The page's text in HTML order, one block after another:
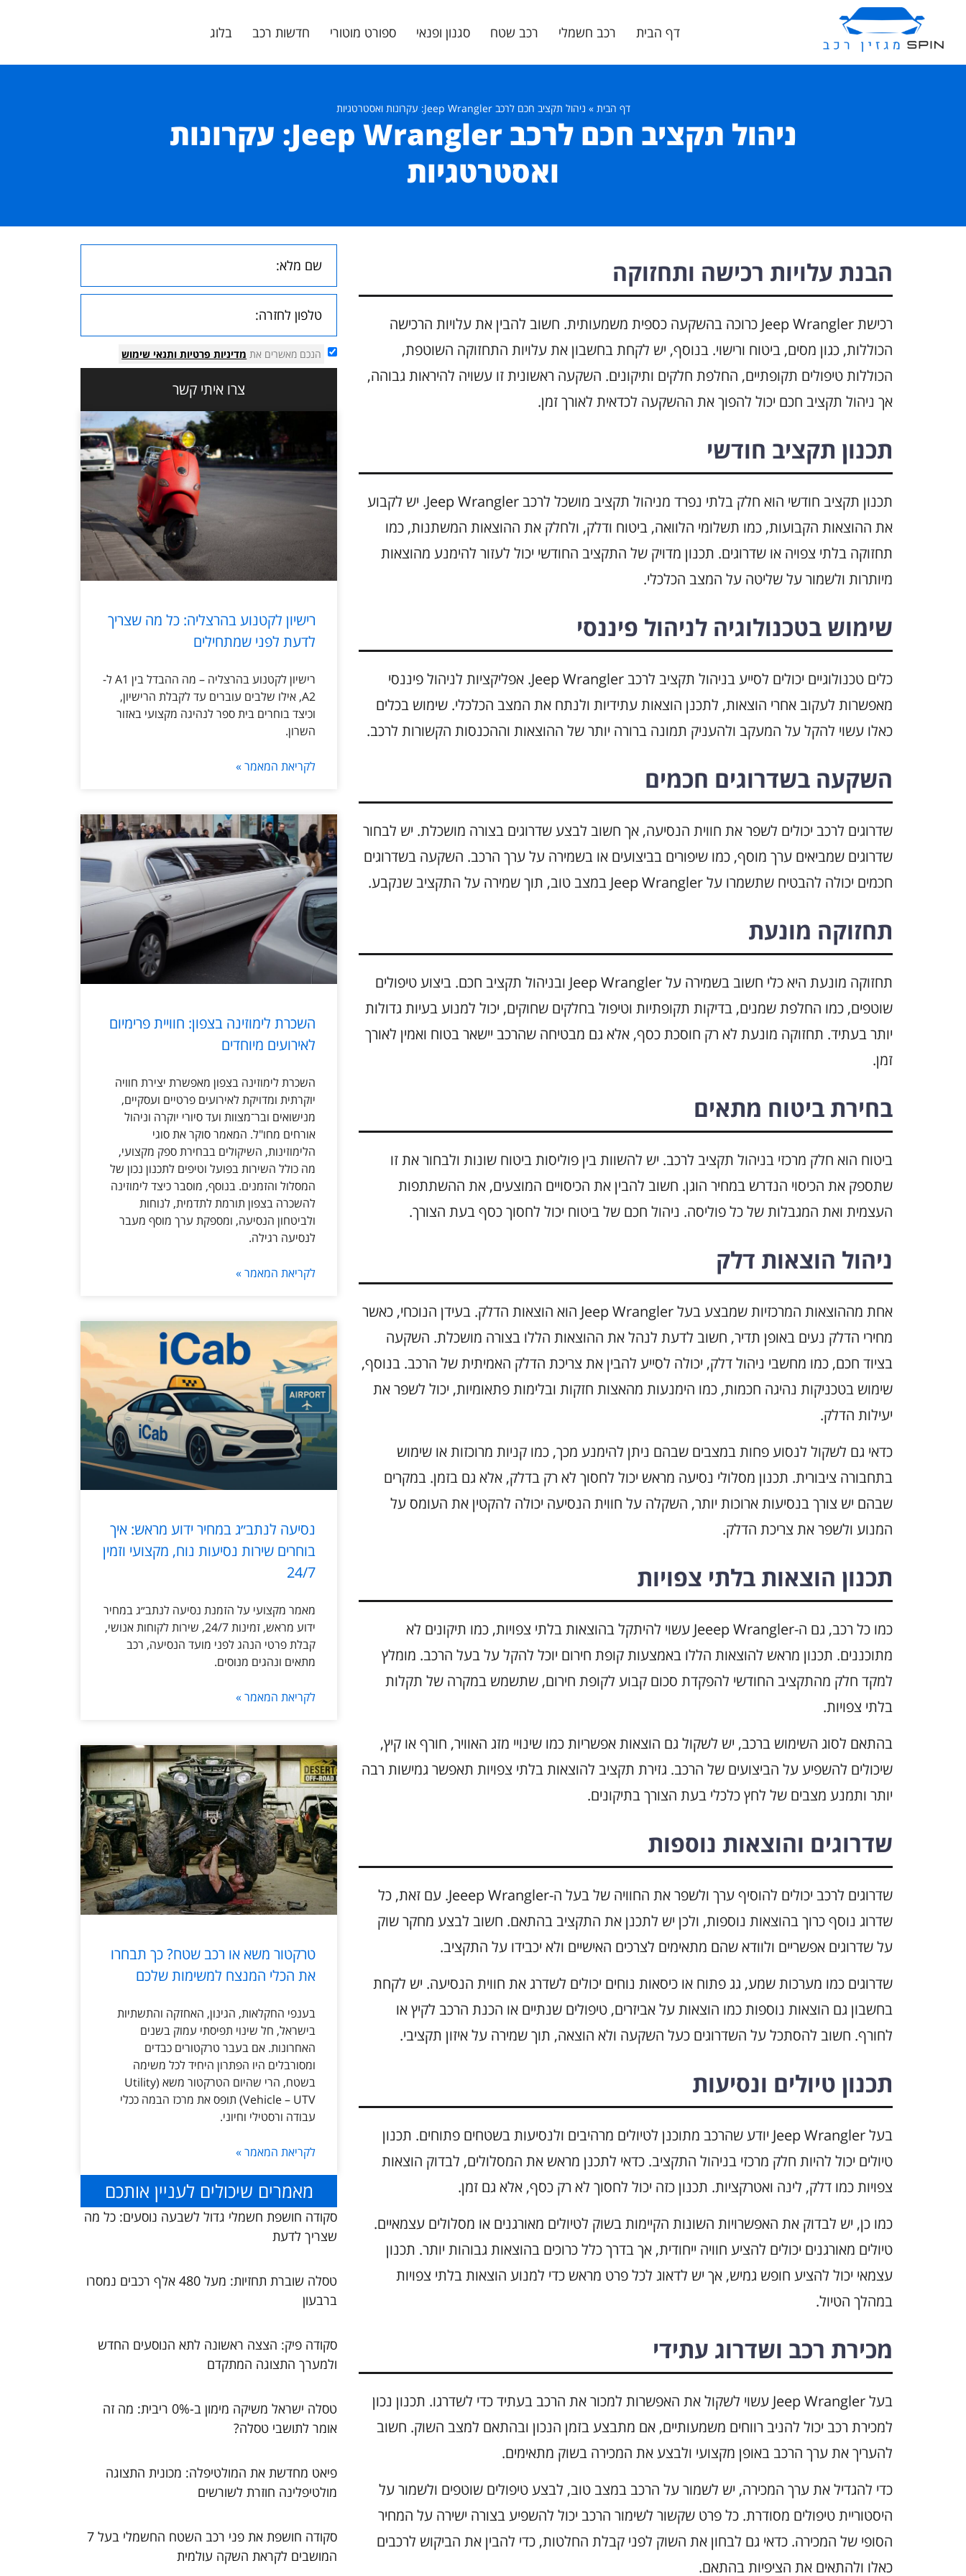
דף הבית רכב חשמלי רכב שטח סגנון ופנאי ספורט מוטורי חדשות רכב בלוג
דף הבית » ניהול תקציב חכם לרכב Jeep Wrangler: עקרונות ואסטרטגיות
ניהול תקציב חכם לרכב Jeep Wrangler: עקרונות
ואסטרטגיות
הבנת עלויות רכישה ותחזוקה
רכישת Jeep Wrangler כרוכה בהשקעה כספית משמעותית. חשוב להבין את עלויות הרכישה
הכוללות, כגון מסים, ביטוח ורישוי. בנוסף, יש לקחת בחשבון את עלויות התחזוקה השוטפת,
הכוללות טיפולים תקופתיים, החלפת חלקים ותיקונים. השקעה ראשונית זו עשויה להיראות גבוהה,
אך ניהול תקציב חכם יכול להפוך את ההשקעה לכדאית לאורך זמן.
תכנון תקציב חודשי
תכנון תקציב חודשי הוא חלק בלתי נפרד מניהול תקציב מושכל לרכב Jeep Wrangler. יש לקבוע
את ההוצאות הקבועות, כמו תשלומי הלוואה, ביטוח ודלק, ולחלק את ההוצאות המשתנות, כמו
תחזוקה בלתי צפויה או שדרוגים. תכנון מדויק של התקציב החודשי יכול לעזור להימנע מהוצאות
מיותרות ולשמור על שליטה על המצב הכלכלי.
שימוש בטכנולוגיה לניהול פיננסי
כלים טכנולוגיים יכולים לסייע בניהול תקציב לרכב Jeep Wrangler. אפליקציות לניהול פיננסי
מאפשרות לעקוב אחרי הוצאות, לתכנן הוצאות עתידיות ולנתח את המצב הכלכלי. שימוש בכלים
כאלו עשוי להקל על המעקב ולהעניק תמונה ברורה יותר של ההוצאות וההכנסות הקשורות לרכב.
השקעה בשדרוגים חכמים
שדרוגים לרכב יכולים לשפר את חווית הנסיעה, אך חשוב לבצע שדרוגים בצורה מושכלת. יש לבחור
שדרוגים שמביאים ערך מוסף, כמו שיפורים בביצועים או בשמירה על ערך הרכב. השקעה בשדרוגים
חכמים יכולה להבטיח שתשמרו על Jeep Wrangler במצב טוב, תוך שמירה על התקציב שנקבע.
תחזוקה מונעת
תחזוקה מונעת היא כלי חשוב בשמירה על Jeep Wrangler ובניהול תקציב חכם. ביצוע טיפולים
שוטפים, כמו החלפת שמנים, בדיקות תקופתיות וטיפול בחלקים שחוקים, יכול למנוע בעיות גדולות
יותר בעתיד. תחזוקה מונעת לא רק חוסכת כסף, אלא גם מבטיחה שהרכב יישאר בטוח ואמין לאורך
זמן.
בחירת ביטוח מתאים
ביטוח הוא חלק מרכזי בניהול תקציב לרכב. יש להשוות בין פוליסות ביטוח שונות ולבחור את זו
שתספק את הכיסוי הנדרש במחיר הוגן. חשוב להבין את הכיסויים המוצעים, את ההשתתפות
העצמית ואת המגבלות של כל פוליסה. ניהול חכם של ביטוח יכול לחסוך כסף בעת הצורך.
ניהול הוצאות דלק
אחת מההוצאות המרכזיות שמבצע בעל Jeep Wrangler הוא הוצאות הדלק. בעידן הנוכחי, כאשר
מחירי הדלק נעים באופן תדיר, חשוב לדעת לנהל את ההוצאות הללו בצורה מושכלת. השקעה
בציוד חכם, כמו מחשבי ניהול דלק, יכולה לסייע להבין את צריכת הדלק האמיתית של הרכב. בנוסף,
שימוש בטכניקות נהיגה חכמות, כמו הימנעות מהאצות חזקות ובלימות פתאומיות, יכול לשפר את
יעילות הדלק.
כדאי גם לשקול לנסוע פחות במצבים שבהם ניתן להימנע מכך, כמו קניות מרוכזות או שימוש
בתחבורה ציבורית. תכנון מסלולי נסיעה מראש יכול לחסוך לא רק בדלק, אלא גם בזמן. במקרים
שבהם יש צורך בנסיעות ארוכות יותר, השקלה על חווית הנסיעה יכולה להקטין את העומס על
המנוע ולשפר את צריכת הדלק.
תכנון הוצאות בלתי צפויות
כמו כל רכב, גם ה-Jeeep Wrangler עשוי להיתקל בהוצאות בלתי צפויות, כמו תיקונים לא
מתוכננים. תכנון מראש להוצאות הללו באמצעות קופת חירום יוכל להקל על בעל הרכב. מומלץ
למקד חלק מהתקציב החודשי להפקדת סכום קבוע לקופת חירום, שתשמש במקרה של תקלות
בלתי צפויות.
בהתאם לסוג השימוש ברכב, יש לשקול גם הוצאות אפשריות כמו שינויי מזג האוויר, חורף או קיץ,
שיכולים להשפיע על הביצועים של הרכב. גזירת תקציב להוצאות בלתי צפויות תאפשר גמישות רבה
יותר ותמנע מצבים של לחץ כלכלי בעת הצורך בתיקונים.
שדרוגים והוצאות נוספות
שדרוגים לרכב יכולים להוסיף ערך ולשפר את החוויה של בעל ה-Jeeep Wrangler. עם זאת, כל
שדרוג נוסף כרוך בהוצאות נוספות, ולכן יש לתכנן את התקציב בהתאם. חשוב לבצע מחקר שוק
על שדרוגים אפשריים ולוודא שהם מתאימים לצרכים האישיים ולא יכבידו על התקציב.
שדרוגים כמו מערכות שמע, גג פתוח או כיסאות נוחים יכולים לשדרג את חווית הנסיעה. יש לקחת
בחשבון גם הוצאות נוספות כמו הוצאות על אביזרים, טיפולים שנתיים או הכנת הרכב לקיץ או
לחורף. חשוב להסתכל על השדרוגים כעל השקעה ולא הוצאה, תוך שמירה על איזון תקציבי.
תכנון טיולים ונסיעות
בעל Jeep Wrangler יודע שהרכב מתוכנן לטיולים מרהיבים ולנסיעות בשטחים פתוחים. תכנון
טיולים יכול להיות חלק מרכזי בניהול התקציב. כדאי לתכנן מראש את המסלולים, לבדוק הוצאות
צפויות כמו דלק, לינה ואטרקציות. תכנון כזה יכול לחסוך לא רק כסף, אלא גם זמן.
כמו כן, יש לבדוק את האפשרויות השונות הקיימות בשוק לטיולים מאורגנים או מסלולים עצמאיים.
טיולים מאורגנים יכולים להציע חוויה ייחודית, אך בדרך כלל כרוכים בהוצאות גבוהות יותר. תכנון
עצמאי יכול להציע חופש גמיש, אך יש לדאוג לכל פרט מראש כדי למנוע הוצאות בלתי צפויות
במהלך הטיול.
מכירת רכב ושדרוג עתידי
בעל Jeep Wrangler עשוי לשקול את האפשרות למכור את הרכב בעתיד כדי לשדרגו. תכנון נכון
למכירת רכב יכול להניב רווחים משמעותיים, אם מתבצע בזמן הנכון ובהתאם למצב השוק. חשוב
להעריך את ערך הרכב באופן מקצועי ולבצע את המכירה בשוק מתאימים.
כדי להגדיל את ערך המכירה, יש לשמור על הרכב במצב טוב, לבצע טיפולים שוטפים ולשמור על
היסטוריית טיפולים מסודרת. כל פרט שקשור לשימור הרכב יכול להשפיע בצורה ישירה על המחיר
הסופי של המכירה. כדאי גם לבחון את השוק לפני קבלת החלטות, כדי להבין את הביקוש לרכבים
כאלו ולהתאים את הציפיות בהתאם.
הנכם מאשרים את מדיניות פרטיות ותנאי שימוש
צרו איתי קשר
רישיון לקטנוע בהרצליה: כל מה שצריך
לדעת לפני שמתחילים
רישיון לקטנוע בהרצליה – מה ההבדל בין A1 ל-
A2, אילו שלבים עוברים עד לקבלת הרישיון,
וכיצד בוחרים בית ספר לנהיגה מקצועי באזור
השרון.
לקריאת המאמר »
השכרת לימוזינה בצפון: חוויית פרימיום
לאירועים מיוחדים
השכרת לימוזינה בצפון מאפשרת יצירת חוויה
יוקרתית ומדויקת לאירועים פרטיים ועסקיים,
מנישואים ובר־מצוות ועד סיורי יוקרה וניהול
אורחים מחו"ל. המאמר סוקר את סוגי
הלימוזינות, השיקולים בבחירת ספק מקצועי,
מה כולל השירות בפועל וטיפים לתכנון נכון של
המסלול והזמנים. בנוסף, מוסבר כיצד לימוזינה
להשכרה בצפון תורמת לתדמית, לנוחות
ולביטחון הנסיעה, ומספקת ערך מוסף מעבר
לנסיעה רגילה.
לקריאת המאמר »
נסיעה לנתב״ג במחיר ידוע מראש: איך
בוחרים שירות נסיעות נוח, מקצועי וזמין
24/7
מאמר מקצועי על הזמנת נסיעה לנתב״ג במחיר
ידוע מראש, זמינות 24/7, שירות לקוחות אנושי,
קבלת פרטי הנהג לפני מועד הנסיעה, רכב
מתאים ונהגים מנוסים.
לקריאת המאמר »
טרקטור משא או רכב שטח? כך תבחרו
את הכלי המנצח למשימות שלכם
בענפי החקלאות, הגינון, האחזקה והתשתיות
בישראל, חל שינוי תפיסתי עמוק בשנים
האחרונות. אם בעבר טרקטורים כבדים
ומסורבלים היו הפתרון היחיד לכל משימה
בשטח, הרי שהיום הטרקטור משא (Utility
Vehicle – UTV) תופס את מרכז הבמה ככלי
עבודה ורסטילי וחיוני.
לקריאת המאמר »
מאמרים שיכולים לעניין אותכם
סקודה חושפת חשמלי גדול לשבעה נוסעים: כל מה
שצריך לדעת
טסלה שוברת תחזיות: מעל 480 אלף רכבים נמסרו
ברבעון
סקודה פיק: הצצה ראשונה לתא הנוסעים החדש
ולמערך התצוגה המתקדם
טסלה ישראל משיקה מימון ב-0% ריבית: מה זה
אומר לתושבי טסלה?
פיאט מחדשת את המולטיפלה: מכונית התצוגה
מולטיפלינה חוזרת לשורשים
סקודה חושפת את פני רכב השטח החשמלי בעל 7
המושבים לקראת השקה עולמית